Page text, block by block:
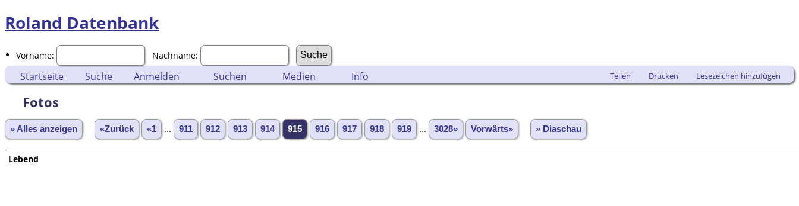
Roland Datenbank
Vorname: Nachname:
Startseite Suche Anmelden Suchen Medien Info Teilen Drucken Lesezeichen hinzufügen
Fotos
» Alles anzeigen «Zurück «1 ... 911 912 913 914 915 916 917 918 919 ... 3028» Vorwärts» » Diaschau
Lebend